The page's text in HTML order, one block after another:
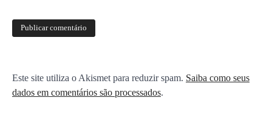
Este site utiliza o Akismet para reduzir spam. Saiba como seus
dados em comentários são processados.